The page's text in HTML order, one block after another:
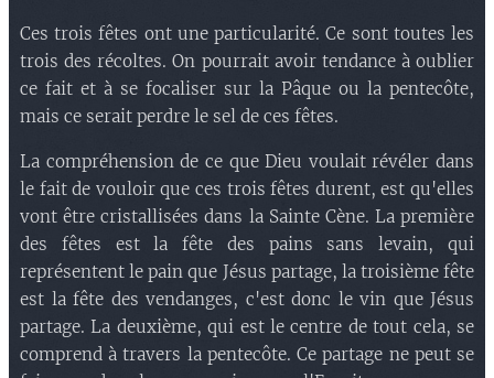
Ces trois fêtes ont une particularité. Ce sont toutes les
trois des récoltes. On pourrait avoir tendance à oublier
ce fait et à se focaliser sur la Pâque ou la pentecôte,
mais ce serait perdre le sel de ces fêtes.
La compréhension de ce que Dieu voulait révéler dans
le fait de vouloir que ces trois fêtes durent, est qu'elles
vont être cristallisées dans la Sainte Cène. La première
des fêtes est la fête des pains sans levain, qui
représentent le pain que Jésus partage, la troisième fête
est la fête des vendanges, c'est donc le vin que Jésus
partage. La deuxième, qui est le centre de tout cela, se
comprend à travers la pentecôte. Ce partage ne peut se